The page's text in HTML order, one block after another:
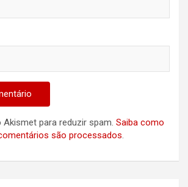
para reduzir spam. Saiba como
são processados.